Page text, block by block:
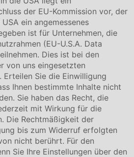
der EU-Kommission vor, der
ein angemessenes
ist für Unternehmen, die
(EU-U.S.A. Data
Dies ist bei den
von uns eingesetzten
Erteilen Sie die Einwilligung
Ihnen bestimmte Inhalte nicht
Sie haben das Recht, die
mit Wirkung für die
Die Rechtmäßigkeit der
bis zum Widerruf erfolgten
nicht berührt. Für den
Sie Ihre Einstellungen über den